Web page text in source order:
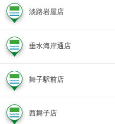
淡路岩屋店
垂水海岸通店
舞子駅前店
西舞子店